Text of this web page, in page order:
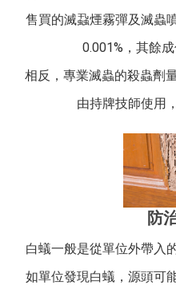
售買的滅蝨煙霧彈及滅蟲
0.001%，其餘
相反，專業滅蟲的殺蟲劑
由持牌技師使用
防
白蟻一般是從單位外帶入
如單位發現白蟻，源頭可